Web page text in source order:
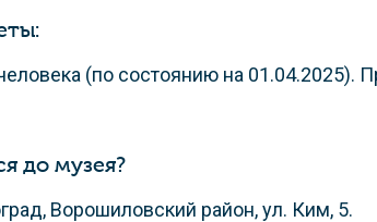
(по состоянию на 01.04.2025).
до музея?
Ворошиловский район, ул. Ким, 5.